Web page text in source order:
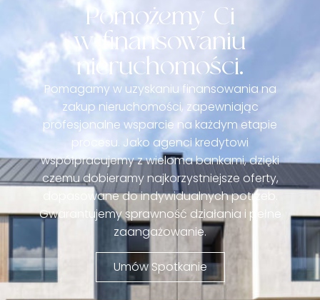
Pomożemy Ci
w finansowaniu
nieruchomości.
Pomagamy w uzyskaniu finansowania na
zakup nieruchomości, zapewniając
profesjonalne wsparcie na każdym etapie
procesu. Jako agenci kredytowi
współpracujemy z wieloma bankami, dzięki
czemu dobieramy najkorzystniejsze oferty,
dopasowane do indywidualnych potrzeb.
Gwarantujemy sprawność działania i pełne
zaangażowanie.
Umów Spotkanie